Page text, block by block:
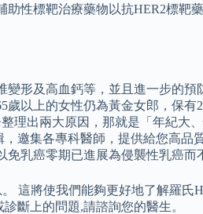
性標靶治療藥物以抗HER2標靶
形及高血鈣等，並且進一步的
以上的女性仍為黃金女郎，保
理出兩大原因，那就是「年紀大
邀集各專科醫師，提供給您高
乳癌零期已進展為侵襲性乳癌而
這將使我們能夠更好地了解羅氏
斷上的問題,請諮詢您的醫生。